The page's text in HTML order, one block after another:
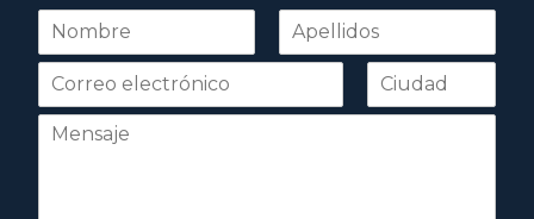
N
m
r
Nombre Apellidos